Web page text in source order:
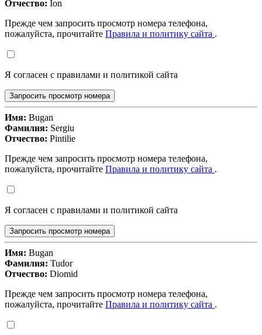
Отчество: Ion
Прежде чем запросить просмотр номера телефона,
пожалуйста, прочитайте Правила и политику сайта .
Я согласен с правилами и политикой сайта
Запросить просмотр номера
Имя: Bugan
Фамилия: Sergiu
Отчество: Pintilie
Прежде чем запросить просмотр номера телефона,
пожалуйста, прочитайте Правила и политику сайта .
Я согласен с правилами и политикой сайта
Запросить просмотр номера
Имя: Bugan
Фамилия: Tudor
Отчество: Diomid
Прежде чем запросить просмотр номера телефона,
пожалуйста, прочитайте Правила и политику сайта .